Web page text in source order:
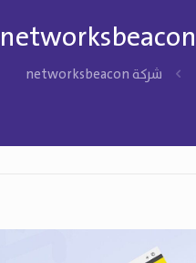
شركة networksbeacon